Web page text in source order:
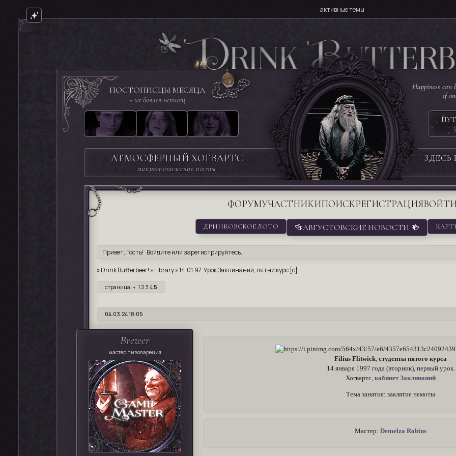
ПОСТОПИСЦЫ МЕСЯЦА
» их боялся неписец
АТМОСФЕРНЫЙ ХОГВАРТС
микроскопические посты
Happiness can
if
ФОРУМУЧАСТНИКИПОИСКРЕГИСТРАЦИЯ
активные темы
ДРИНКОВСКОЕ ЛОТО 🍻АВГУСТОВСКИЕ НОВОСТИ 🍻
Привет, Гость! Войдитеили зарегистрируйтесь.
»Drink Butterbeer! »Library»14.01.97. Урок Заклинаний, пятый курс [с]
страница: « 1 2 3 45
04.03.24 18:05
Brewer
мастер пивоварения
Filius Flitwick, студенты пятого курса
14 января 1997 года (вторник), первый урок.
Хогвартс, кабинет Заклинаний
Тема занятия: заклятие немоты
Мастер: Demelza Robins